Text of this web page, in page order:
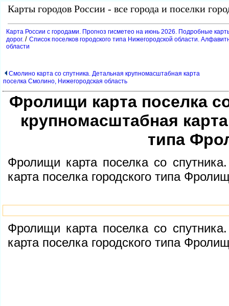
Карты городов России - все города и поселки
Карта России с городами. Прогноз гисметео на июнь 2026. Подробные
дорог. / Список поселков городского типа Нижегородской области.
области
Смолино карта со спутника. Детальная крупномасштабная карта
поселка Смолино, Нижегородская область
Фролищи карта поселка
крупномасштабная
типа
Фролищи карта поселка со
карта поселка городского типа
Фролищи карта поселка со
карта поселка городского типа